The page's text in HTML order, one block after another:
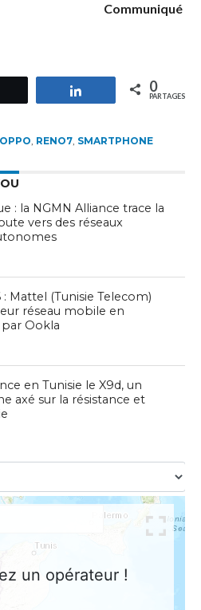
Communiqué
Partagez 0
PARTAGES
OPPO, RENO7, SMARTPHONE
: la NGMN Alliance trace la
vers des réseaux
: Mattel (Tunisie Telecom)
réseau mobile en
Ookla
en Tunisie le X9d, un
axé sur la résistance et